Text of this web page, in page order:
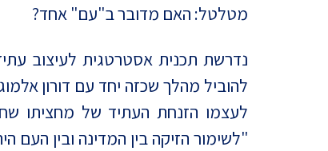
מטלטל: האם מדובר ב"עם" אחד?
נדרשת תכנית אסטרטגית לעיצוב
להוביל מהלך שכזה יחד עם דורון
לעצמו הזנחת העתיד של מחציתו
"לשימור הזיקה בין המדינה ובין העם